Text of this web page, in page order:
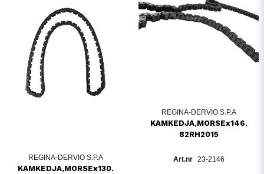
REGINA-DERVIO S.P.A
KAMKEDJA,MORSEx130.
REGINA-DERVIO S.P.A
KAMKEDJA,MORSEx146.
82RH2015
23-2146